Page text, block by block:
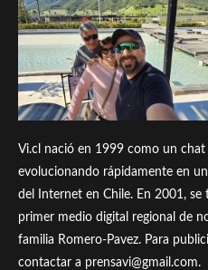
Vi.cl nació en 1999 como un chat
evolucionando rápidamente en
del Internet en Chile. En 2001,
primer medio digital regional de
familia Romero-Pavez. Para
contactar a prensavi@gmail.com.